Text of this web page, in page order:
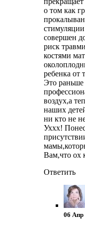
о том как
совершен
риск
костями
ребенка от
Это
воздух,а
наших
ни кто не
Уххх!
Вам,что
Ответить
06 Апр